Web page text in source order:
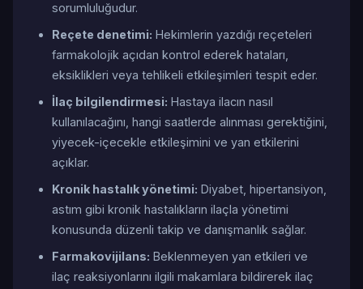
sorumluluğudur.
Reçete denetimi: Hekimlerin yazdığı reçeteleri
farmakolojik açıdan kontrol ederek hataları,
eksiklikleri veya tehlikeli etkileşimleri tespit eder.
İlaç bilgilendirmesi: Hastaya ilacın nasıl
kullanılacağını, hangi saatlerde alınması gerektiğini,
yiyecek-içecekle etkileşimini ve yan etkilerini
açıklar.
Kronik hastalık yönetimi: Diyabet, hipertansiyon,
astım gibi kronik hastalıkların ilaçla yönetimi
konusunda düzenli takip ve danışmanlık sağlar.
Farmakovijilans: Beklenmeyen yan etkileri ve
ilaç reaksiyonlarını ilgili makamlara bildirerek ilaç